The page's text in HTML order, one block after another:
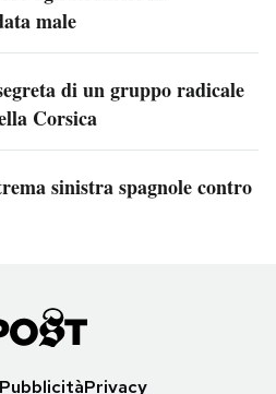
male
di un gruppo radicale
Corsica
sinistra spagnole contro
PubblicitàPrivacy